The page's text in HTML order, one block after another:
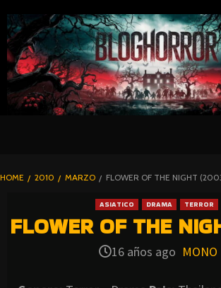
TO
CONTENT
BLOGHORROR
HOME 2010 MARZO FLOWER OF THE NIGHT
ASIATICO DRAMA TERROR
FLOWER OF THE
16 años ago MONO